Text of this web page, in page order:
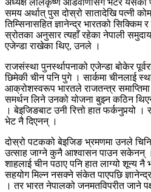
अध्यक्ष लालकृष्ण आडवाणीसँग भेटेर यसको
समय अर्थात् पुस दोस्रो सातादेखि पत्नी
तिम्सिनासहित ज्ञानेन्द्र भारतको सिक्किम
स्रोतका अनुसार त्यहाँ रहेका नेपाली
एजेन्डा राखेका थिए, उनले ।
राजसंस्था पुनर्स्थापनाको एजेन्डा बोकेर
छिमेकी चीन पनि पुगे । सार्कमा चीनलाई
आक्रोशस्वरूप भारतले राजतन्त्र
समर्थन लिने उनको योजना बुझ्न कठिन
। बेइजिङबाट उनी रित्तो हात फर्कनुपर्‍यो
भेट नै दिएनन् ।
दोस्रो पटकको बेइजिङ भ्रमणमा उनले
उत्साह जाग्ने कुनै आश्वासन पाउन सकेनन् ।
शाहलाई चीन पठाए पनि हात लाग्यो शून्य
सहयोग मिल्न नसक्ने संकेत पाएपछि
। तर भारत नेपालको जनमतविपरीत जाने